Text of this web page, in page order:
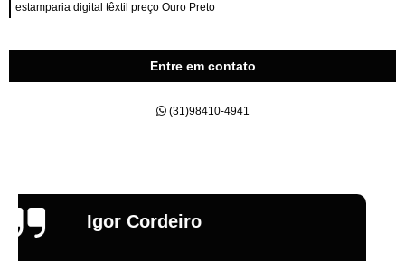
estamparia digital têxtil preço Ouro Preto
Entre em contato
(31)98410-4941
Emília